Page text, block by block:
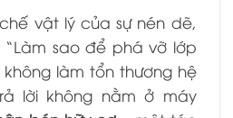
vật lý của sự nén dẽ,
sao để phá vỡ lớp
làm tổn thương hệ
lời không nằm ở máy